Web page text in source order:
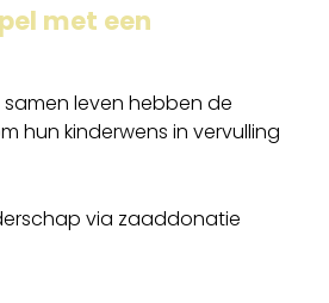
met een
leven hebben de
hun kinderwens in vervulling
via zaaddonatie